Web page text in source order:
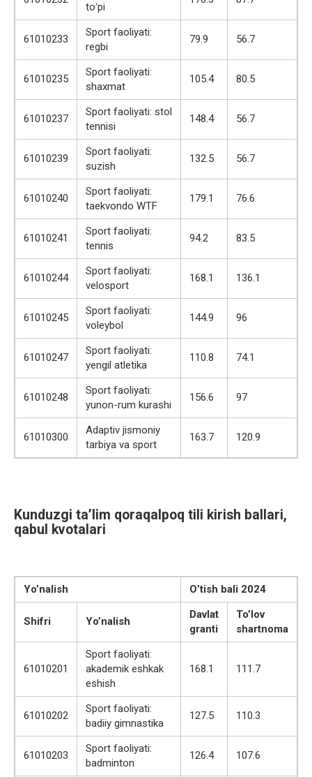
toʻpi
61010233
Sport faoliyati:
regbi
79.9 56.7
61010235
Sport faoliyati:
shaxmat
105.4 80.5
61010237
Sport faoliyati: stol
tennisi
148.4 56.7
61010239
Sport faoliyati:
suzish
132.5 56.7
61010240
Sport faoliyati:
taekvondo WTF
179.1 76.6
61010241
Sport faoliyati:
tennis
94.2 83.5
61010244
Sport faoliyati:
velosport
168.1 136.1
61010245
Sport faoliyati:
voleybol
144.9 96
61010247
Sport faoliyati:
yengil atletika
110.8 74.1
61010248
Sport faoliyati:
yunon-rum kurashi
156.6 97
61010300
Adaptiv jismoniy
tarbiya va sport
163.7 120.9
Kunduzgi ta’lim qoraqalpoq tili kirish ballari,
qabul kvotalari
Yo’nalish O’tish bali 2024
Shifri Yo’nalish
Davlat
granti
To’lov
shartnoma
61010201
Sport faoliyati:
akademik eshkak
eshish
168.1 111.7
61010202
Sport faoliyati:
badiiy gimnastika
127.5 110.3
61010203
Sport faoliyati:
badminton
126.4 107.6